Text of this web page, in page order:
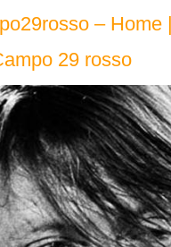
– Home
29 rosso